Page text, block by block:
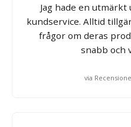
Jag hade en
kundservice. Alltid
frågor om deras
snabb och
via